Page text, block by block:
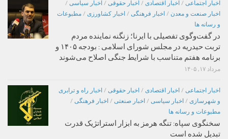
اخبار اجتماعی / اخبار اقتصادی / اخبار حقوقی / اخبار سیاسی /
اخبار صنعت و معدن / اخبار فرهنگی / اخبار کشاورزی / مطبوعات
و رسانه ها
در گفت‌وگوی تفصیلی با ایرنا؛ زنگنه نماینده مردم
تربت حیدریه در مجلس شورای اسلامی : بودجه ۱۴۰۵ و
برنامه هفتم متناسب با شرایط جنگی اصلاح می‌شوند
مرداد ۱۷, ۱۴۰۵
اخبار اجتماعی / اخبار اقتصادی / اخبار حقوقی / اخبار راه و ترابری
و شهرسازی / اخبار سیاسی / اخبار صنعتی / اخبار فرهنگی /
مطبوعات و رسانه ها
سخنگوی سپاه: تنگه هرمز به ابزار استراتژیک قدرت
تبدیل شده است